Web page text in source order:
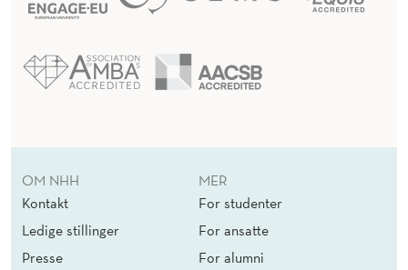
OM NHH
Kontakt
Ledige stillinger
Presse
MER
For studenter
For ansatte
For alumni